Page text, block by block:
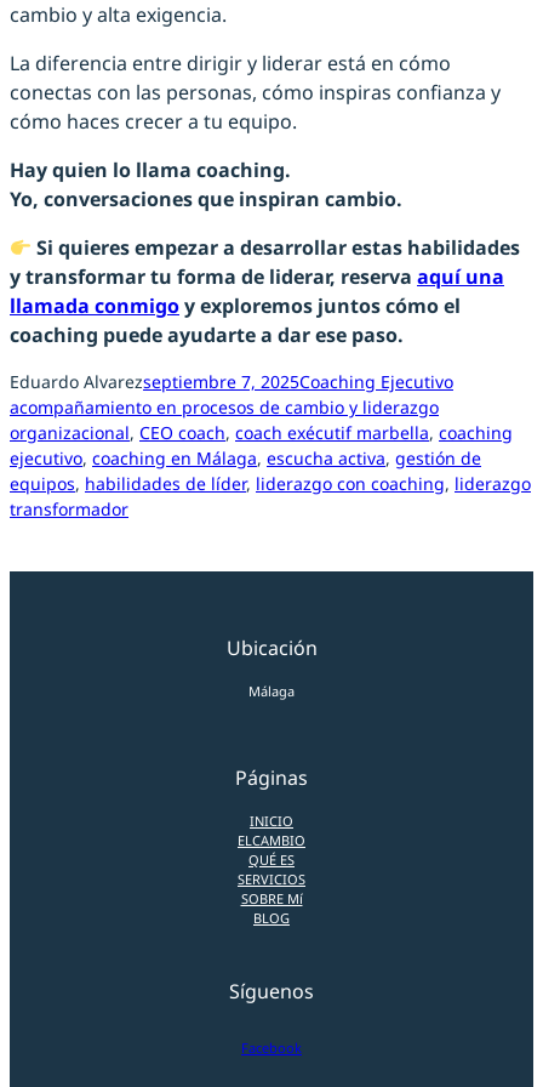
cambio y alta exigencia.
La diferencia entre dirigir y liderar está en cómo
conectas con las personas, cómo inspiras confianza y
cómo haces crecer a tu equipo.
Hay quien lo llama coaching.
Yo, conversaciones que inspiran cambio.
Si quieres empezar a desarrollar estas habilidades
y transformar tu forma de liderar, reserva aquí una
llamada conmigoy exploremos juntos cómo el
coaching puede ayudarte a dar ese paso.
Eduardo Alvarezseptiembre 7, 2025Coaching Ejecutivo
acompañamiento en procesos de cambio y liderazgo
organizacional, CEO coach, coach exécutif marbella, coaching
ejecutivo, coaching en Málaga, escucha activa, gestión de
equipos, habilidades de líder, liderazgo con coaching, liderazgo
transformador
Ubicación
Málaga
Páginas
INICIO
ELCAMBIO
QUÉ ES
SERVICIOS
SOBRE Mí
BLOG
Síguenos
Facebook